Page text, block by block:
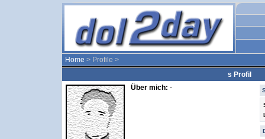
Home > Profile >
s Profil
Über mich: -